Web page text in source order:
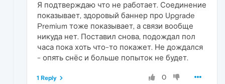
Я подтверждаю что не работает. Соединение
показывает, здоровый баннер про Upgrade
Premium тоже показывает, а связи вообще
никуда нет. Поставил снова, подождал пол
часа пока хоть что-то покажет. Не дождался
- опять снёс и больше попыток не будет.
0
1 Reply